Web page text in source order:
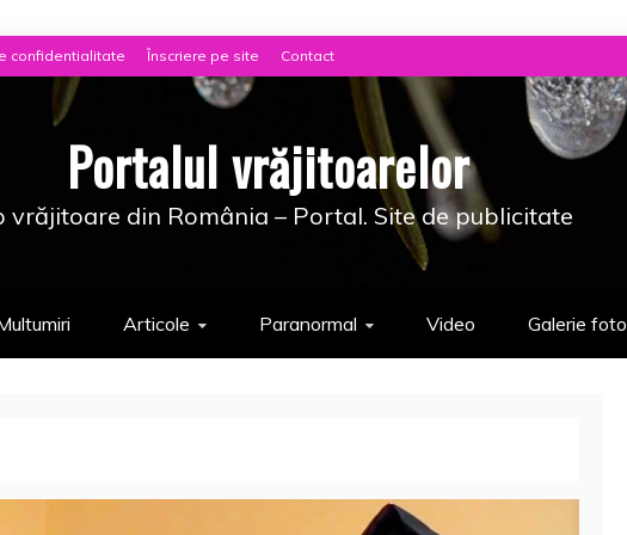
confidentialitate Înscriere pe site Contact
Portalul vrăjitoarelor
vrăjitoare din România – Portal. Site de publicitate
Articole Paranormal Video Galerie foto